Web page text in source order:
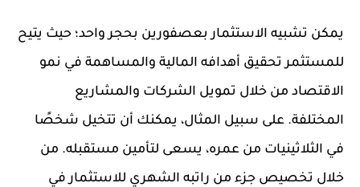
يمكن تشبيه الاستثمار بعصفورين بحجر واحد؛ حيث يتيح
للمستثمر تحقيق أهدافه المالية والمساهمة في نمو
الاقتصاد من خلال تمويل الشركات والمشاريع
المختلفة. على سبيل المثال، يمكنك أن تتخيل شخصًا
في الثلاثينيات من عمره، يسعى لتأمين مستقبله. من
خلال تخصيص جزء من راتبه الشهري للاستثمار في